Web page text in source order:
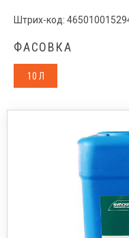
Штрих-код:
ФАСОВКА
10 Л